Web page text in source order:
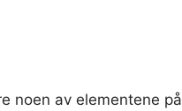
noen av elementene på